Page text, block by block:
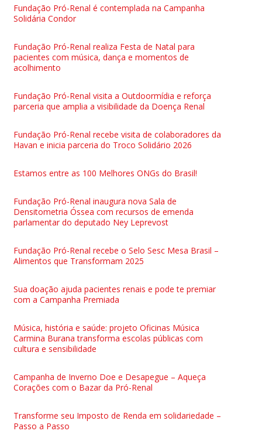
Fundação Pró-Renal é contemplada na Campanha
Solidária Condor
Fundação Pró-Renal realiza Festa de Natal para
pacientes com música, dança e momentos de
acolhimento
Fundação Pró-Renal visita a Outdoormídia e reforça
parceria que amplia a visibilidade da Doença Renal
Fundação Pró-Renal recebe visita de colaboradores da
Havan e inicia parceria do Troco Solidário 2026
Estamos entre as 100 Melhores ONGs do Brasil!
Fundação Pró-Renal inaugura nova Sala de
Densitometria Óssea com recursos de emenda
parlamentar do deputado Ney Leprevost
Fundação Pró-Renal recebe o Selo Sesc Mesa Brasil –
Alimentos que Transformam 2025
Sua doação ajuda pacientes renais e pode te premiar
com a Campanha Premiada
Música, história e saúde: projeto Oficinas Música
Carmina Burana transforma escolas públicas com
cultura e sensibilidade
Campanha de Inverno Doe e Desapegue – Aqueça
Corações com o Bazar da Pró-Renal
Transforme seu Imposto de Renda em solidariedade –
Passo a Passo